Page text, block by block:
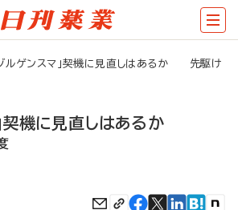
ゾルゲンスマ」契機に見直しはあるか 先駆け
契機に見直しはあるか